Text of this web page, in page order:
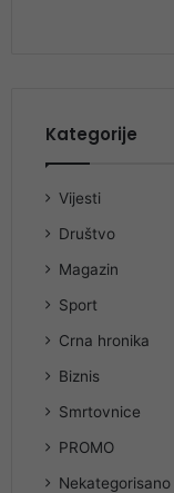
Kategorije
Vijesti
Društvo
Magazin
Sport
Crna hronika
Biznis
Smrtovnice
PROMO
Nekategorisano